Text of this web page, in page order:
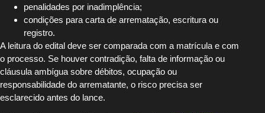
penalidades por inadimplência;
condições para carta de arrematação, escritura ou
registro.
A leitura do edital deve ser comparada com a matrícula e com
o processo. Se houver contradição, falta de informação ou
cláusula ambígua sobre débitos, ocupação ou
responsabilidade do arrematante, o risco precisa ser
esclarecido antes do lance.